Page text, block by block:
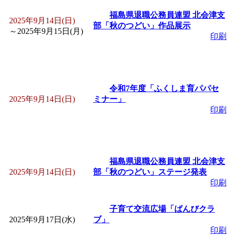
2025年9月14日(日)
～ 2025年9月15日(月)
福島県退職公務員連盟 北会津支
部「秋のつどい」作品展示
印刷
2025年9月14日(日)
令和7年度「ふくしま育パパセ
ミナー」
印刷
2025年9月14日(日)
福島県退職公務員連盟 北会津支
部「秋のつどい」ステージ発表
印刷
2025年9月17日(水)
子育て交流広場「ばんびクラ
ブ」
印刷